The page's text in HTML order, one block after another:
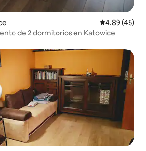
Calificación
4.89 (45)
de 2 dormitorios en Katowice